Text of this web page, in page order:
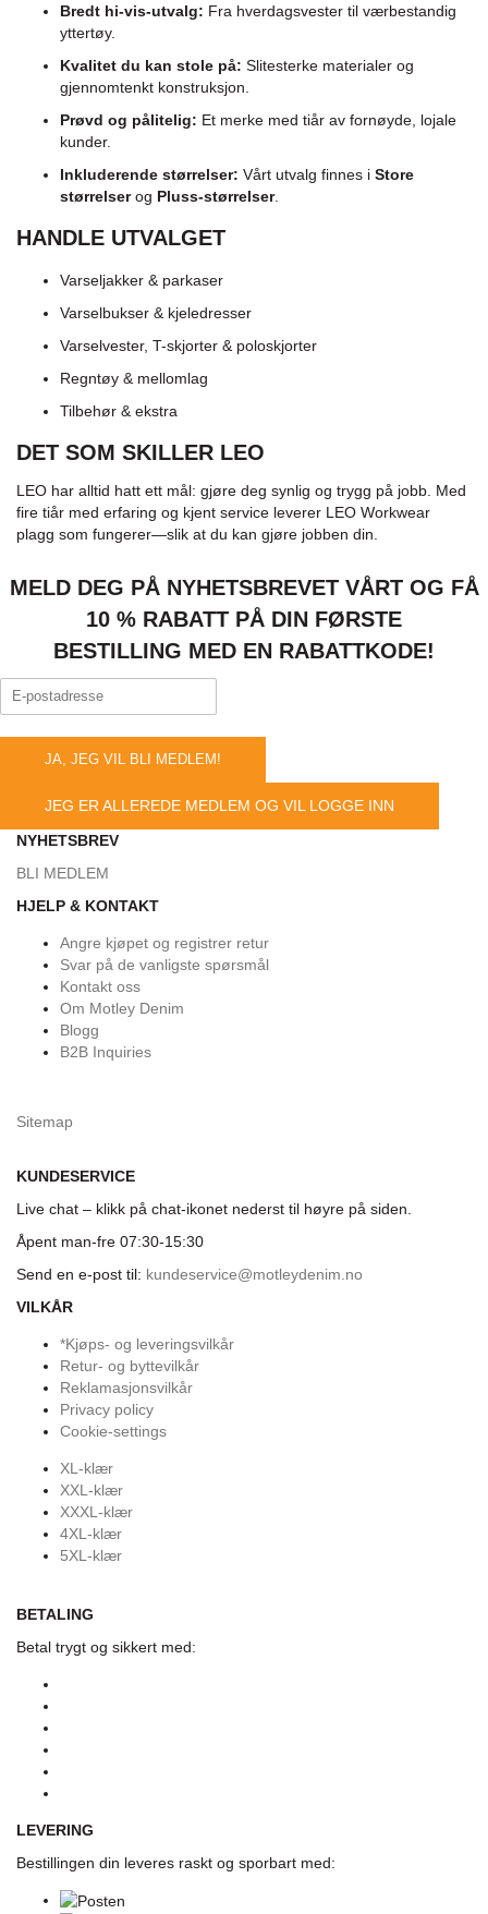
Bredt hi-vis-utvalg: Fra hverdagsvester til værbestandig
yttertøy.
Kvalitet du kan stole på: Slitesterke materialer og
gjennomtenkt konstruksjon.
Prøvd og pålitelig: Et merke med tiår av fornøyde, lojale
kunder.
Inkluderende størrelser: Vårt utvalg finnes i Store
størrelserog Pluss-størrelser.
HANDLE UTVALGET
Varseljakker & parkaser
Varselbukser & kjeledresser
Varselvester, T-skjorter & poloskjorter
Regntøy & mellomlag
Tilbehør & ekstra
DET SOM SKILLER LEO
LEO har alltid hatt ett mål: gjøre deg synlig og trygg på jobb. Med
fire tiår med erfaring og kjent service leverer LEO Workwear
plagg som fungerer—slik at du kan gjøre jobben din.
MELD DEG PÅ NYHETSBREVET VÅRT OG FÅ
10 % RABATT PÅ DIN FØRSTE
BESTILLING MED EN RABATTKODE!
JA, JEG VIL BLI MEDLEM!
JEG ER ALLEREDE MEDLEM OG VIL LOGGE INN
NYHETSBREV
BLI MEDLEM
HJELP & KONTAKT
Angre kjøpet og registrer retur
Svar på de vanligste spørsmål
Kontakt oss
Om Motley Denim
Blogg
B2B Inquiries
Sitemap
KUNDESERVICE
Live chat – klikk på chat-ikonet nederst til høyre på siden.
Åpent man-fre 07:30-15:30
Send en e-post til: kundeservice@motleydenim.no
VILKÅR
*Kjøps- og leveringsvilkår
Retur- og byttevilkår
Reklamasjonsvilkår
Privacy policy
Cookie-settings
XL-klær
XXL-klær
XXXL-klær
4XL-klær
5XL-klær
BETALING
Betal trygt og sikkert med:
LEVERING
Bestillingen din leveres raskt og sporbart med: